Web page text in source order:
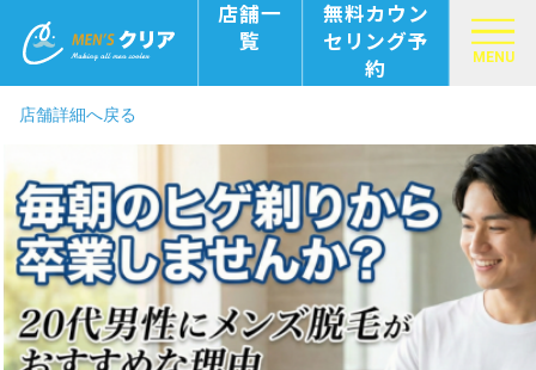
店舗一
覧
無料カウン
セリング予
約
MENU
店舗詳細へ戻る